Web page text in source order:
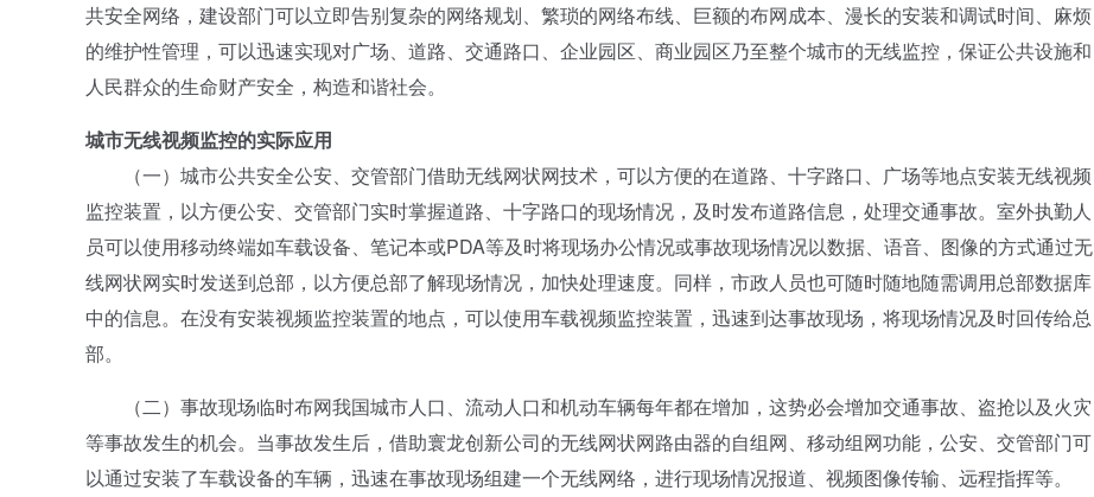
共安全网络，建设部门可以立即告别复杂的网络规划、繁琐的网络布线、巨额的布网成本、漫长的安装和调试时间、麻烦
的维护性管理，可以迅速实现对广场、道路、交通路口、企业园区、商业园区乃至整个城市的无线监控，保证公共设施和
人民群众的生命财产安全，构造和谐社会。
城市无线视频监控的实际应用
（一）城市公共安全公安、交管部门借助无线网状网技术，可以方便的在道路、十字路口、广场等地点安装无线视频
监控装置，以方便公安、交管部门实时掌握道路、十字路口的现场情况，及时发布道路信息，处理交通事故。室外执勤人
员可以使用移动终端如车载设备、笔记本或PDA等及时将现场办公情况或事故现场情况以数据、语音、图像的方式通过无
线网状网实时发送到总部，以方便总部了解现场情况，加快处理速度。同样，市政人员也可随时随地随需调用总部数据库
中的信息。在没有安装视频监控装置的地点，可以使用车载视频监控装置，迅速到达事故现场，将现场情况及时回传给总
部。
（二）事故现场临时布网我国城市人口、流动人口和机动车辆每年都在增加，这势必会增加交通事故、盗抢以及火灾
等事故发生的机会。当事故发生后，借助寰龙创新公司的无线网状网路由器的自组网、移动组网功能，公安、交管部门可
以通过安装了车载设备的车辆，迅速在事故现场组建一个无线网络，进行现场情况报道、视频图像传输、远程指挥等。